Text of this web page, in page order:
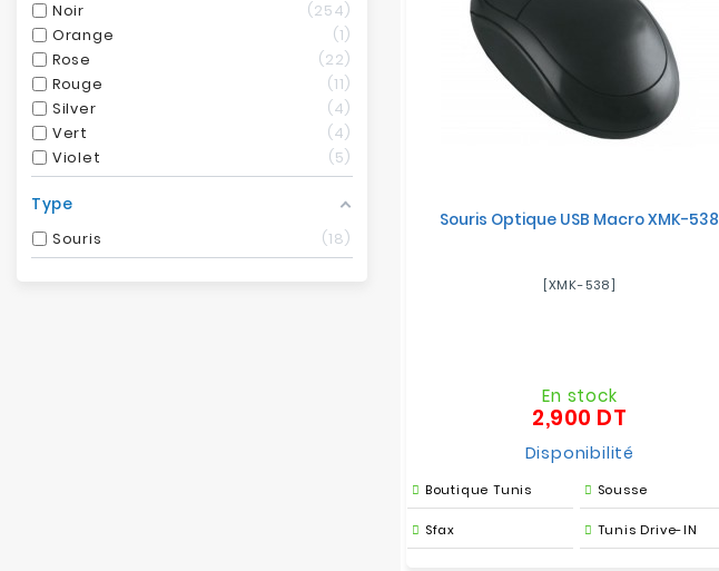
Noir
254
Orange
1
Rose
22
Rouge
11
Silver
4
Vert
4
Violet
5
Type
Souris 18
Souris Optique USB Macro XMK-538
[XMK-538]
En stock
2,900 DT
Disponibilité
Boutique Tunis Sousse
Sfax Tunis Drive-IN